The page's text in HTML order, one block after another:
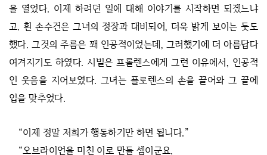
을 열었다. 이제 하려던 일에 대해 이야기를 시작하면 되겠느냐
고. 흰 손수건은 그녀의 정장과 대비되어, 더욱 밝게 보이는 듯도
했다. 그것의 주름은 꽤 인공적이었는데, 그러했기에 더 아름답다
여겨지기도 하였다. 시빌은 프롤렌스에게 그런 이유에서, 인공적
인 웃음을 지어보였다. 그녀는 플로렌스의 손을 끌어와 그 끝에
입을 맞추었다.
“이제 정말 저희가 행동하기만 하면 됩니다.”
“오브라이언을 미친 이로 만들 셈이군요.